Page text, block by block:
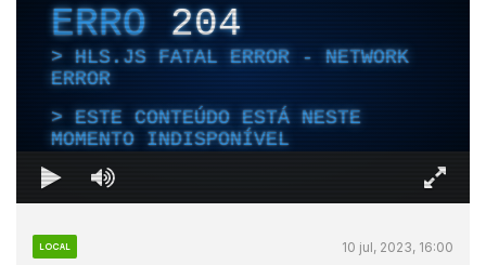
ERRO204
HLS.JS FATAL ERROR - NETWORK
ERROR
ESTE CONTEÚDO ESTÁ NESTE
MOMENTO INDISPONÍVEL
LOCAL 10 jul, 2023, 16:00